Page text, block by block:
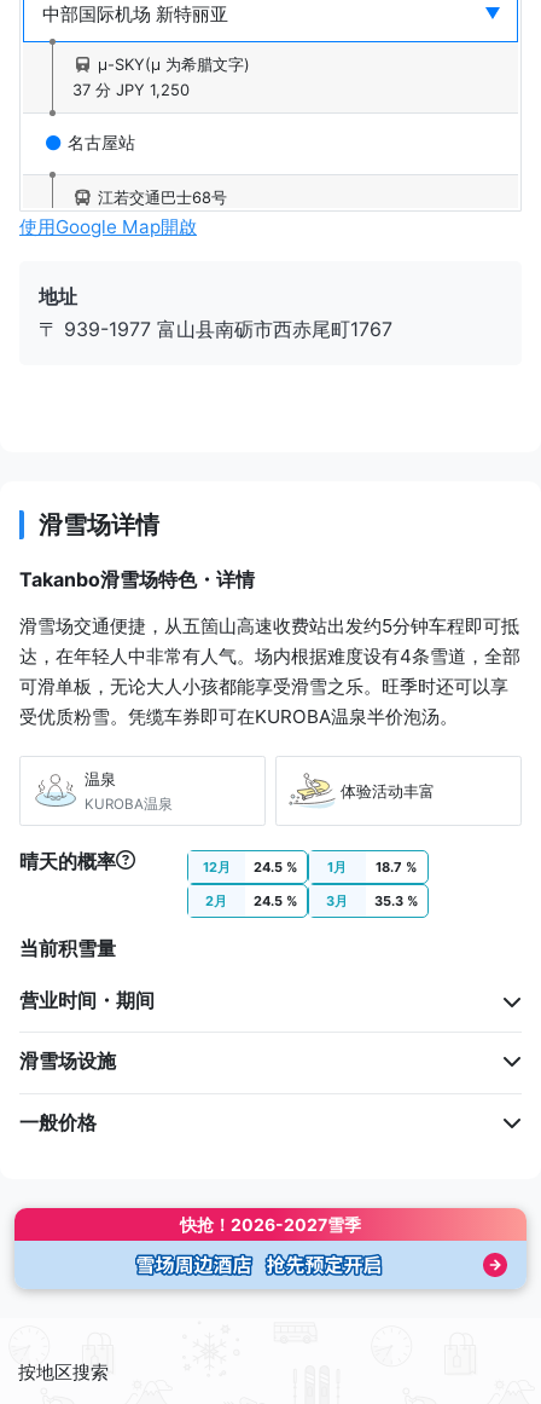
μ-SKY(μ 为希腊文字)
37 分 JPY 1,250
名古屋站
江若交通巴士68号
15 分 JPY 340
特急Thunderbird
新高冈站
46 分 JPY 580
城端站
世界遗産巴士(高冈～白川乡)
45 分 JPY 1,200
SASARA馆前
出租车
Takanbo 滑雪场
使用Google Map開啟
地址
〒 939-1977 富山县南砺市西赤尾町1767
滑雪场详情
Takanbo滑雪场特色・详情
滑雪场交通便捷，从五箇山高速收费站出发约5分钟车程即可抵
达，在年轻人中非常有人气。场内根据难度设有4条雪道，全部
可滑单板，无论大人小孩都能享受滑雪之乐。旺季时还可以享
受优质粉雪。凭缆车券即可在KUROBA温泉半价泡汤。
温泉
KUROBA温泉
体验活动丰富
晴天的概率 12月 24.5 % 1月
18.7 %
2月
24.5 % 3月 35.3 %
当前积雪量
营业时间・期间
滑雪场设施
一般价格
快抢！ 2026-2027雪季
按地区搜索